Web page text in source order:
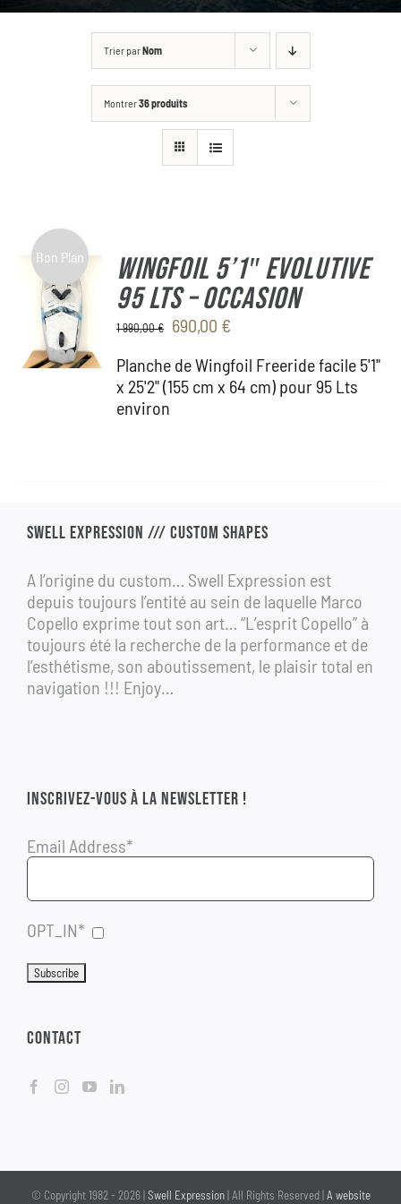
CONTACT
Trier parNom
Montrer36 produits
Bon Plan
WINGFOIL 5’1″ Evolutive
95 Lts – OCCASION
1 990,00€
Le
initial
était :
690,00 €
actuel
est :
Planche de Wingfoil Freeride facile 5'1"
x 25'2" (155 cm x 64 cm) pour 95 Lts
environ
SWELL EXPRESSION /// CUSTOM SHAPES
A l’origine du custom… Swell Expression est
depuis toujours l’entité au sein de laquelle Marco
Copello exprime tout son art… “L’esprit Copello” à
toujours été la recherche de la performance et de
l’esthétisme, son aboutissement, le plaisir total en
navigation !!! Enjoy…
INSCRIVEZ-VOUS À LA NEWSLETTER !
Email Address*
OPT_IN*
CONTACT
© Copyright 1982 - 2026 | Swell Expression| All Rights Reserved | A website